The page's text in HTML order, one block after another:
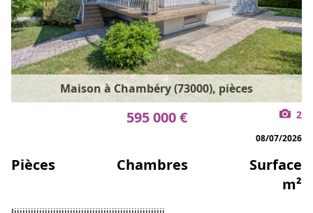
Maison à Chambéry (73000), pièces
595 000 € 2
08/07/2026
Pièces Chambres
Surface
m²